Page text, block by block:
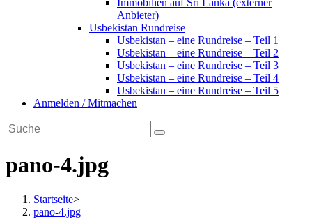
Immobilien auf Sri Lanka (externer
Anbieter)
Usbekistan Rundreise
Usbekistan – eine Rundreise – Teil 1
Usbekistan – eine Rundreise – Teil 2
Usbekistan – eine Rundreise – Teil 3
Usbekistan – eine Rundreise – Teil 4
Usbekistan – eine Rundreise – Teil 5
Anmelden / Mitmachen
pano-4.jpg
Startseite>
pano-4.jpg